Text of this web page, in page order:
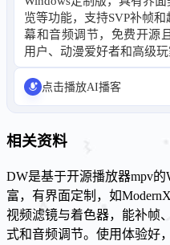
览等功能，支持SVP补帧
幕和音频调节，免费开源
用户、动漫爱好者和高级玩
点击播放AI播客
相关资料
DW是基于开源播放器mpv
富，有界面定制，如
视频滤镜与着色器，能补帧
式和音频调节。使用体验好